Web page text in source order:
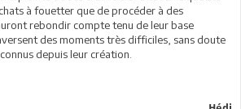
à fouetter que de procéder à des
rebondir compte tenu de leur base
des moments très difficiles, sans doute
depuis leur création.